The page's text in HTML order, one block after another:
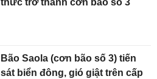
thức trở thành cơn bão số 3
Bão Saola (cơn bão số 3) tiến
sát biển đông, gió giật trên cấp